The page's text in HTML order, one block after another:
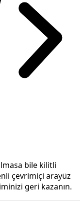
bile kilitli
çevrimiçi arayüz
geri kazanın.